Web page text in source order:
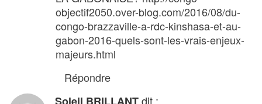
objectif2050.over-blog.com/2016/08/du-
congo-brazzaville-a-rdc-kinshasa-et-au-
gabon-2016-quels-sont-les-vrais-enjeux-
majeurs.html
Répondre
dit :